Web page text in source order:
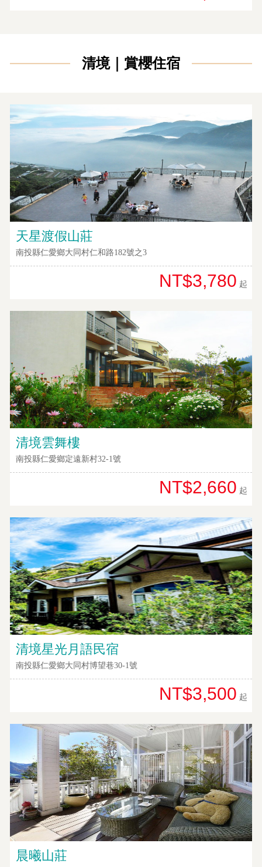
清境｜賞櫻住宿
天星渡假山莊
南投縣仁愛鄉大同村仁和路182號之3
NT$3,780 起
清境雲舞樓
南投縣仁愛鄉定遠新村32-1號
NT$2,660 起
清境星光月語民宿
南投縣仁愛鄉大同村博望巷30-1號
NT$3,500 起
晨曦山莊